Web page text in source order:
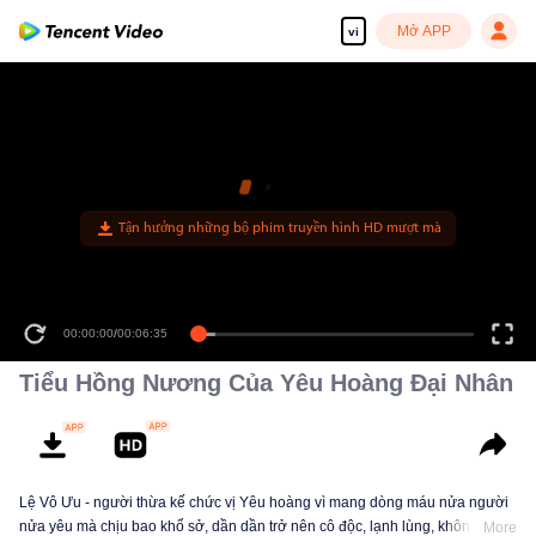
vi Mở APP
Tận hưởng những bộ phim truyền hình HD mượt mà
00:00:00/00:06:35
Tiểu Hồng Nương Của Yêu Hoàng Đại Nhân
Lệ Vô Ưu - người thừa kế chức vị Yêu hoàng vì mang dòng máu nửa người
nửa yêu mà chịu bao khổ sở, dần dần trở nên cô độc, lạnh lùng, không
More